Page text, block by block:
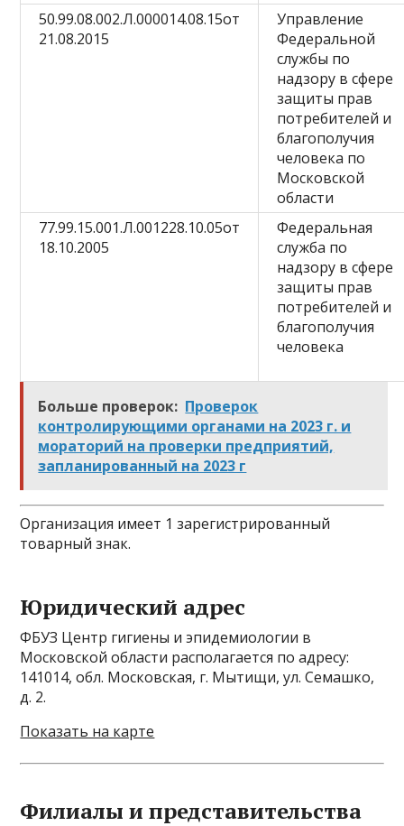
50.99.08.002.Л.000014.08.15от
21.08.2015
Управление
Федеральной
службы по
надзору в сфере
защиты прав
потребителей и
благополучия
человека по
Московской
области
77.99.15.001.Л.001228.10.05от
18.10.2005
Федеральная
служба по
надзору в сфере
защиты прав
потребителей и
благополучия
человека
Больше проверок: Проверок
контролирующими органами на 2023 г. и
мораторий на проверки предприятий,
запланированный на 2023 г
Организация имеет 1 зарегистрированный
товарный знак.
Юридический адрес
ФБУЗ Центр гигиены и эпидемиологии в
Московской области располагается по адресу:
141014, обл. Московская, г. Мытищи, ул. Семашко,
д. 2.
Показать на карте
Филиалы и представительства